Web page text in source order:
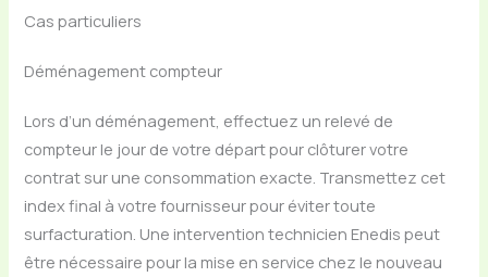
Cas particuliers
Déménagement compteur
Lors d’un déménagement, effectuez un relevé de
compteur le jour de votre départ pour clôturer votre
contrat sur une consommation exacte. Transmettez cet
index final à votre fournisseur pour éviter toute
surfacturation. Une intervention technicien Enedis peut
être nécessaire pour la mise en service chez le nouveau